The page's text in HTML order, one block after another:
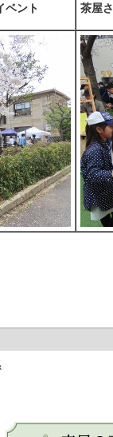
ベント 茶屋